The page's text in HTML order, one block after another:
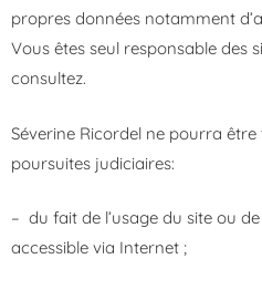
propres données notamment
Vous êtes seul responsable des
consultez.
Séverine Ricordel ne pourra
poursuites judiciaires:
– du fait de l’usage du site ou
accessible via Internet ;